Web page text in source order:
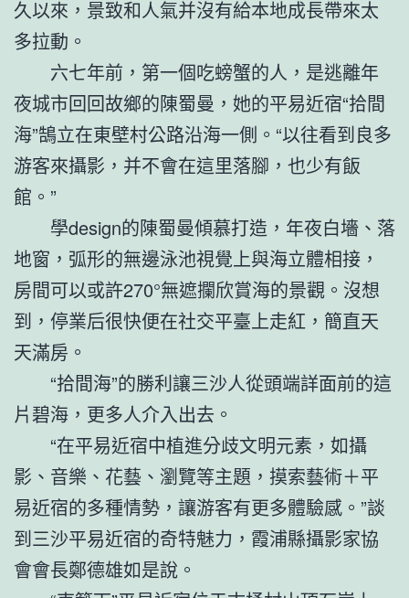
久以來，景致和人氣并沒有給本地成長帶來太
多拉動。
六七年前，第一個吃螃蟹的人，是逃離年
夜城市回回故鄉的陳蜀曼，她的平易近宿“拾間
海”鵠立在東壁村公路沿海一側。“以往看到良多
游客來攝影，并不會在這里落腳，也少有飯
館。”
學design的陳蜀曼傾慕打造，年夜白墻、落
地窗，弧形的無邊泳池視覺上與海立體相接，
房間可以或許270°無遮攔欣賞海的景觀。沒想
到，停業后很快便在社交平臺上走紅，簡直天
天滿房。
“拾間海”的勝利讓三沙人從頭端詳面前的這
片碧海，更多人介入出去。
“在平易近宿中植進分歧文明元素，如攝
影、音樂、花藝、瀏覽等主題，摸索藝術＋平
易近宿的多種情勢，讓游客有更多體驗感。”談
到三沙平易近宿的奇特魅力，霞浦縣攝影家協
會會長鄭德雄如是說。